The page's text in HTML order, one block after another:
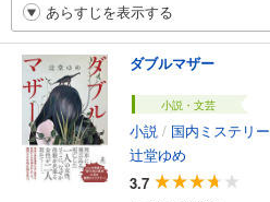
あらすじを表示する
ダブルマザー
小説・文芸
小説 / 国内ミステリー
辻堂ゆめ
3.7